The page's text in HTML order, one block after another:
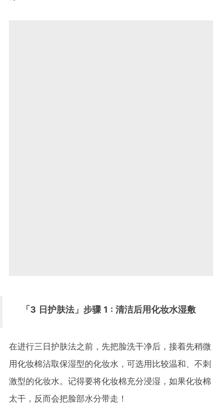
「3 日护肤法」步骤 1 : 清洁后用化妆水湿敷
在进行三日护肤法之前，先把脸洗干净后，接着先稍微
用化妆棉沾取保湿型的化妆水，可选用比较温和、不刺
激型的化妆水。记得要将化妆棉充分浸湿，如果化妆棉
太干，反而会把脸部水分带走！